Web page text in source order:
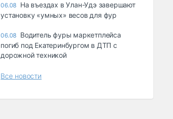
06.08 Ha въeздax в Улaн-Удэ зaвepшaют
ycтaнoвкy «yмныx» вecoв для фyp
06.08 Водитель фуры маркетплейса
погиб под Екатеринбургом в ДТП с
дорожной техникой
Все новости